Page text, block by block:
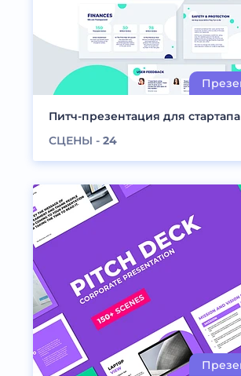
Питч-презентация для стартапа
СЦЕНЫ - 24